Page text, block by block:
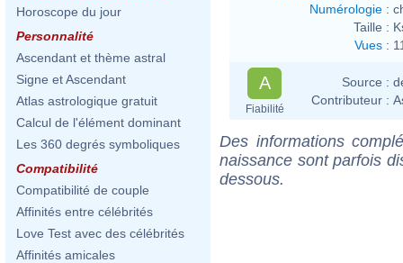
Horoscope du jour
Personnalité
Ascendant et thème astral
Signe et Ascendant
Atlas astrologique gratuit
Calcul de l'élément dominant
Les 360 degrés symboliques
Compatibilité
Compatibilité de couple
Affinités entre célébrités
Love Test avec des célébrités
Affinités amicales
Numérologie :
Taille :
Vues :
A
Fiabilité
Source :
Contributeur :
Des informations
naissance sont parfois
dessous.